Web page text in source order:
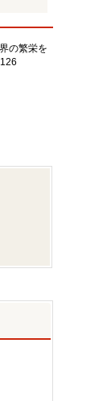
の繁栄を